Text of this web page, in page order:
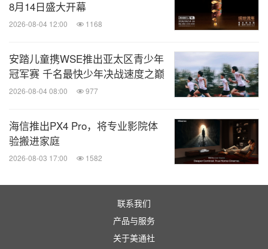
Reflecting the global importance of sustainability, the international
TrendCommittee for the Spielwarenmesse is focusing on one
mega trend in the coming year: Toys go Green. (photos:
Spielwarenmesse eG)
8月14日盛大开幕
2026-08-04 12:00 1168
安踏儿童携WSE推出亚太区青少年
冠军赛 千名最快少年决战速度之巅
2026-08-04 08:00 977
海信推出PX4 Pro，将专业影院体
验搬进家庭
2026-08-03 17:00 1582
联系我们
产品与服务
关于美通社